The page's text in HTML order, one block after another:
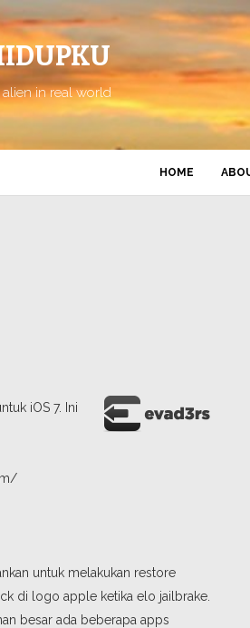
in real world
HOME
iOS 7. Ini
untuk melakukan restore
di logo apple ketika elo jailbrake.
besar ada beberapa apps